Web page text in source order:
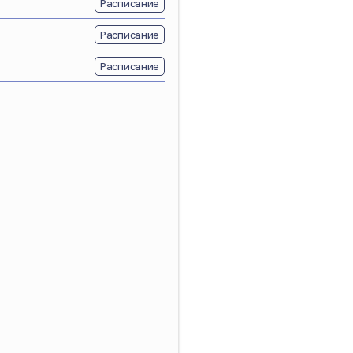
Расписание
Расписание
Расписание